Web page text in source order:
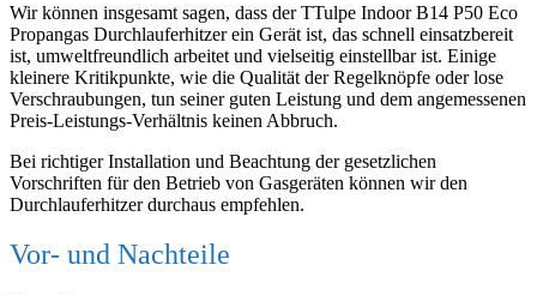
Wir können insgesamt sagen, dass der TTulpe Indoor B14 P50 Eco
Propangas Durchlauferhitzer ein Gerät ist, das schnell einsatzbereit
ist, umweltfreundlich arbeitet und vielseitig einstellbar ist. Einige
kleinere Kritikpunkte, wie die Qualität der Regelknöpfe oder lose
Verschraubungen, tun seiner guten Leistung und dem angemessenen
Preis-Leistungs-Verhältnis keinen Abbruch.
Bei richtiger Installation und Beachtung der gesetzlichen
Vorschriften für den Betrieb von Gasgeräten können wir den
Durchlauferhitzer durchaus empfehlen.
Vor- und Nachteile